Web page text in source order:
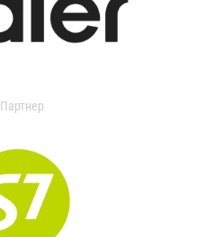
Партнер